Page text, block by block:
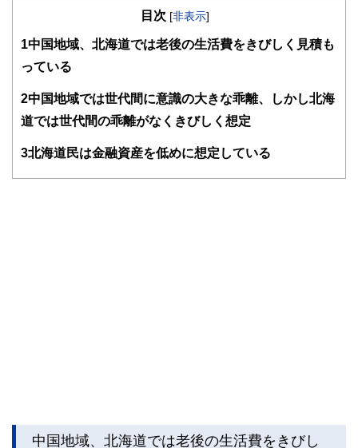
ニングを28年間経営。その実績から明治大学リバティアカデ
「ローリスク独立」の執筆活動をはじめ、副業・起業関連の
目次 [非表示]
1中国地域、北海道では老後の生活費をきびしく見積も
っている
2中国地域では世代間に意識の大きな乖離、しかし北海
道では世代間の乖離がなくきびしく想定
3北海道民は金融資産を低めに想定している
中国地域、北海道では老後の生活費をきびし